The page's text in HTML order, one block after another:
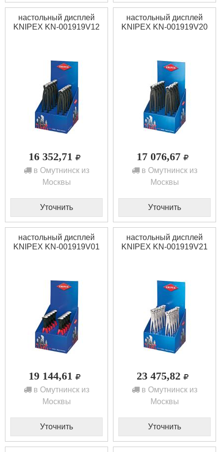
настольный дисплей
KNIPEX KN-001919V12
16 352,71
в Омутнинск из
Москвы
Уточнить
настольный дисплей
KNIPEX KN-001919V20
17 076,67
в Омутнинск из
Москвы
Уточнить
настольный дисплей
KNIPEX KN-001919V01
19 144,61
в Омутнинск из
Москвы
Уточнить
настольный дисплей
KNIPEX KN-001919V21
23 475,82
в Омутнинск из
Москвы
Уточнить